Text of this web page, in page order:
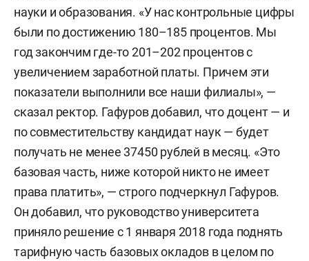
науки и образования. «У нас контрольные цифры
были по достижению 180–185 процентов. Мы
год закончим где-то 201–202 процентов с
увеличением заработной платы. Причем эти
показатели выполнили все наши филиалы», —
сказал ректор. Гафуров добавил, что доцент — и
по совместительству кандидат наук — будет
получать не менее 37450 рублей в месяц. «Это
базовая часть, ниже которой никто не имеет
права платить», — строго подчеркнул Гафуров.
Он добавил, что руководство университета
приняло решение с 1 января 2018 года поднять
тарифную часть базовых окладов в целом по